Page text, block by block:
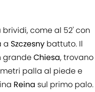
come al 52' con
a Szczesny battuto. Il
grandeChiesa, trovano
palla al piede e
Reina sul primo palo.